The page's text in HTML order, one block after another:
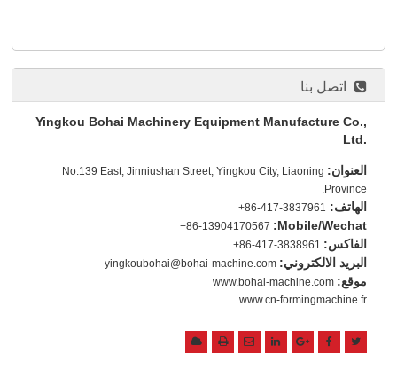
اتصل بنا
Yingkou Bohai Machinery Equipment Manufacture Co.,
Ltd.
العنوان: No.139 East, Jinniushan Street, Yingkou City, Liaoning
Province.
الهاتف: +86-417-3837961
Mobile/Wechat:
+86-13904170567
الفاكس: +86-417-3838961
البريد الالكتروني: yingkoubohai@bohai-machine.com
موقع: www.bohai-machine.com
www.cn-formingmachine.fr